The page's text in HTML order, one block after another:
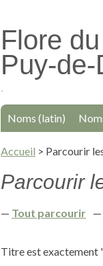
Flore
Puy-
Noms (latin)
Accueil > Parcourir
Parcourir
Tout parcourir
Titre est exactement